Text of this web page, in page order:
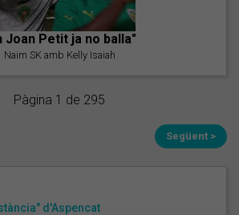
Joan Petit ja no balla"
Naim SK amb Kelly Isaiah
Pàgina 1 de 295
Següent >
d'Aspencat